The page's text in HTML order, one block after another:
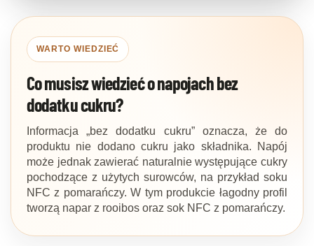
WARTO WIEDZIEĆ
Co musisz wiedzieć o napojach bez
dodatku cukru?
Informacja „bez dodatku cukru” oznacza, że do
produktu nie dodano cukru jako składnika. Napój
może jednak zawierać naturalnie występujące cukry
pochodzące z użytych surowców, na przykład soku
NFC z pomarańczy. W tym produkcie łagodny profil
tworzą napar z rooibos oraz sok NFC z pomarańczy.